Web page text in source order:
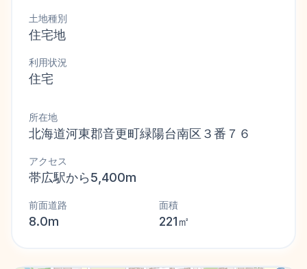
土地種別
住宅地
利用状況
住宅
所在地
北海道河東郡音更町緑陽台南区３番７６
アクセス
帯広駅から5,400m
前面道路
8.0m
面積
221㎡